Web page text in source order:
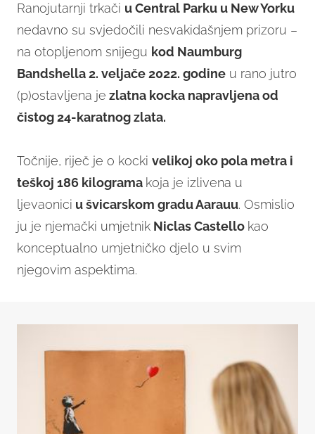
Ranojutarnji trkači u Central Parku u New Yorku
nedavno su svjedočili nesvakidašnjem prizoru –
na otopljenom snijegu kod Naumburg
Bandshella 2. veljače 2022. godine u rano jutro
(p)ostavljena je zlatna kocka napravljena od
čistog 24-karatnog zlata.
Točnije, riječ je o kocki velikoj oko pola metra i
teškoj 186 kilograma koja je izlivena u
ljevaonici u švicarskom gradu Aarauu. Osmislio
ju je njemački umjetnik Niclas Castello kao
konceptualno umjetničko djelo u svim
njegovim aspektima.